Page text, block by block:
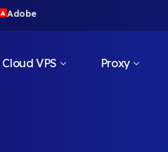
A Adobe
Cloud VPS Proxy